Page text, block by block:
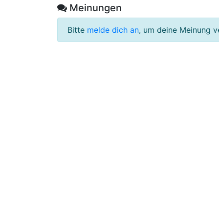
Meinungen
Bitte melde dich an, um deine Meinung